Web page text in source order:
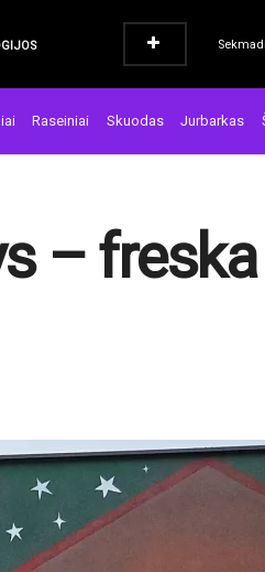
Raseiniai Skuodas Jurbarkas
– freska